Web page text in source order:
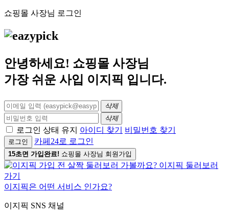
쇼핑몰 사장님 로그인
안녕하세요! 쇼핑몰 사장님
가장 쉬운 사입 이지픽 입니다.
삭제
삭제
로그인 상태 유지 아이디 찾기 비밀번호 찾기
로그인 카페24로 로그인
15초면 가입완료! 쇼핑몰 사장님 회원가입
이지픽은 어떤 서비스 인가요?
이지픽 SNS 채널